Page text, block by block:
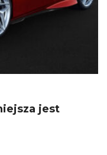
jest